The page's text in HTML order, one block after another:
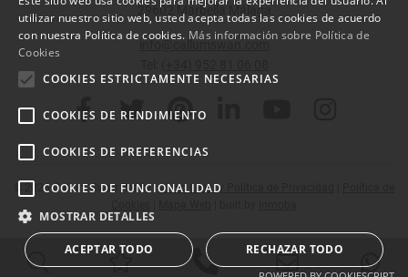
29602 Marbella Málaga
© 2026Callum Swan Realty |Aviso Legal y Política de Privacidad
ENGLISH
SPANISH
utilizar nuestro sitio web, usted acepta todas las cookies de acuerdo
con nuestra Política de cookies. Más información sobre Política de
Cookies
COOKIES ESTRICTAMENTE NECESARIAS
COOKIES DE RENDIMIENTO
COOKIES DE PREFERENCIAS
COOKIES DE FUNCIONALIDAD
MOSTRAR DETALLES
ACEPTAR TODO RECHAZAR TODO